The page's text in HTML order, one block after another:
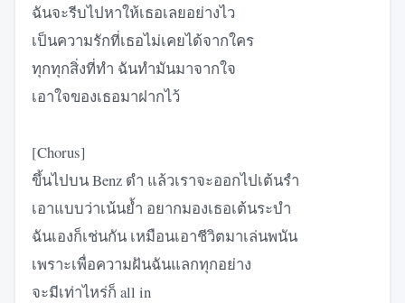
ฉันจะรีบไปหาให้เธอเลยอย่างไว
เป็นความรักที่เธอไม่เคยได้จากใคร
ทุกทุกสิ่งที่ทำ ฉันทำมันมาจากใจ
เอาใจของเธอมาฝากไว้
[Chorus]
ขึ้นไปบน Benz ดำ แล้วเราจะออกไปเต้นรำ
เอาแบบว่าเน้นย้ำ อยากมองเธอเต้นระบำ
ฉันเองก็เช่นกัน เหมือนเอาชีวิตมาเล่นพนัน
เพราะเพื่อความฝันฉันแลกทุกอย่าง
จะมีเท่าไหร่ก็ all in